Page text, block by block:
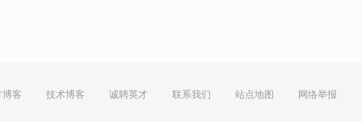
博客 技术博客 诚聘英才 联系我们 站点地图 网络举报